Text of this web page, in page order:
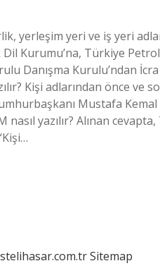
yerleşim yeri ve iş yeri
Kurumu’na, Türkiye
Danışma Kurulu’ndan
Kişi adlarından önce ve
Mustafa
yazılır? Alınan cevapta,
Sitemap